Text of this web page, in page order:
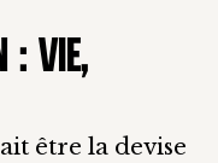
: VIE,
être la devise